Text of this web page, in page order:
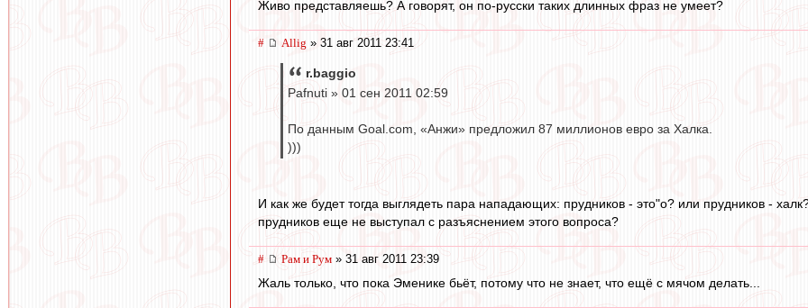
Живо представляешь? А говорят, он по-русски таких длинных фраз не умеет?
# Allig » 31 авг 2011 23:41
r.baggio
Pafnuti » 01 сен 2011 02:59
По данным Goal.com, «Анжи» предложил 87 миллионов евро за Халка.
)))
И как же будет тогда выглядеть пара нападающих: прудников - это"о? или прудников -
прудников еще не выступал с разъяснением этого вопроса?
# Рам и Рум » 31 авг 2011 23:39
Жаль только, что пока Эменике бьёт, потому что не знает, что ещё с мячом делать...